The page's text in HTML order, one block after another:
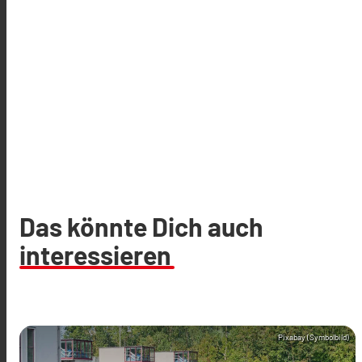
Das könnte Dich auch
interessieren
Pixabay (Symbolbild)